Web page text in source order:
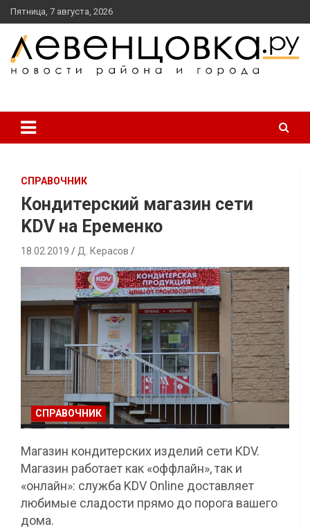
перейти
к
содержанию
Пятница, 7 августа, 2026
СПРАВОЧНИК
Кондитерский магазин сети
KDV на Еременко
18.02.2019 Д. Керасов
СПРАВОЧНИК
Магазин кондитерских изделий сети KDV.
Магазин работает как «оффлайн», так и
«онлайн»: служба KDV Online доставляет
любимые сладости прямо до порога вашего
дома.